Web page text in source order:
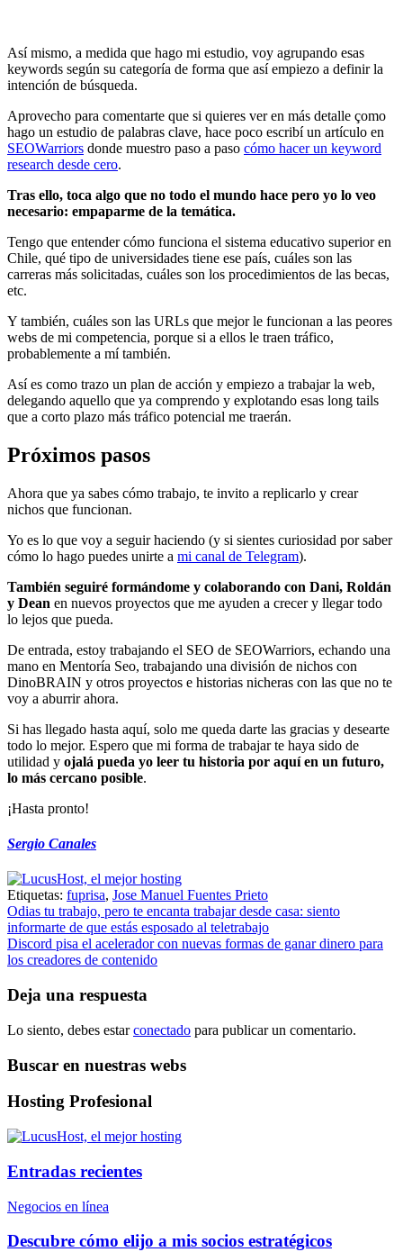
Así mismo, a medida que hago mi estudio, voy agrupando esas
keywords según su categoría de forma que así empiezo a definir la
intención de búsqueda.
Aprovecho para comentarte que si quieres ver en más detalle çomo
hago un estudio de palabras clave, hace poco escribí un artículo en
SEOWarriors donde muestro paso a paso cómo hacer un keyword
research desde cero.
Tras ello, toca algo que no todo el mundo hace pero yo lo veo
necesario: empaparme de la temática.
Tengo que entender cómo funciona el sistema educativo superior en
Chile, qué tipo de universidades tiene ese país, cuáles son las
carreras más solicitadas, cuáles son los procedimientos de las becas,
etc.
Y también, cuáles son las URLs que mejor le funcionan a las peores
webs de mi competencia, porque si a ellos le traen tráfico,
probablemente a mí también.
Así es como trazo un plan de acción y empiezo a trabajar la web,
delegando aquello que ya comprendo y explotando esas long tails
que a corto plazo más tráfico potencial me traerán.
Próximos pasos
Ahora que ya sabes cómo trabajo, te invito a replicarlo y crear
nichos que funcionan.
Yo es lo que voy a seguir haciendo (y si sientes curiosidad por saber
cómo lo hago puedes unirte a mi canal de Telegram).
También seguiré formándome y colaborando con Dani, Roldán
y Dean en nuevos proyectos que me ayuden a crecer y llegar todo
lo lejos que pueda.
De entrada, estoy trabajando el SEO de SEOWarriors, echando una
mano en Mentoría Seo, trabajando una división de nichos con
DinoBRAIN y otros proyectos e historias nicheras con las que no te
voy a aburrir ahora.
Si has llegado hasta aquí, solo me queda darte las gracias y desearte
todo lo mejor. Espero que mi forma de trabajar te haya sido de
utilidad y ojalá pueda yo leer tu historia por aquí en un futuro,
lo más cercano posible.
¡Hasta pronto!
Sergio Canales
Etiquetas: fuprisa, Jose Manuel Fuentes Prieto
Navegación
de
entradas
Odias tu trabajo, pero te encanta trabajar desde casa: siento
informarte de que estás esposado al teletrabajo
Discord pisa el acelerador con nuevas formas de ganar dinero para
los creadores de contenido
Deja una respuesta
Lo siento, debes estarconectado para publicar un comentario.
Buscar en nuestras webs
Hosting Profesional
Entradas recientes
Negocios en línea
Descubre cómo elijo a mis socios estratégicos